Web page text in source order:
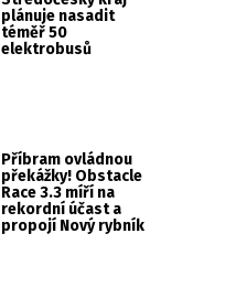
plánuje nasadit
téměř 50
elektrobusů
Příbram ovládnou
překážky! Obstacle
Race 3.3 míří na
rekordní účast a
propojí Nový rybník